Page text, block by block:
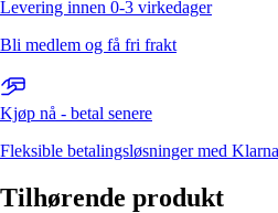
Levering innen 0-3 virkedager
Bli medlem og få fri frakt
Kjøp nå - betal senere
Fleksible betalingsløsninger med Klarna
Tilhørende produkt